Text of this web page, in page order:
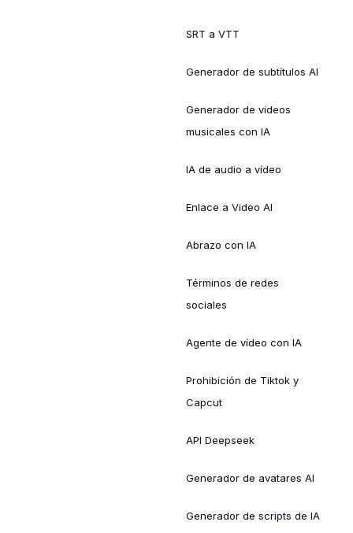
SRT a VTT
Generador de subtítulos AI
Generador de videos
musicales con IA
IA de audio a vídeo
Enlace a Video AI
Abrazo con IA
Términos de redes
sociales
Agente de vídeo con IA
Prohibición de Tiktok y
Capcut
API Deepseek
Generador de avatares AI
Generador de scripts de IA